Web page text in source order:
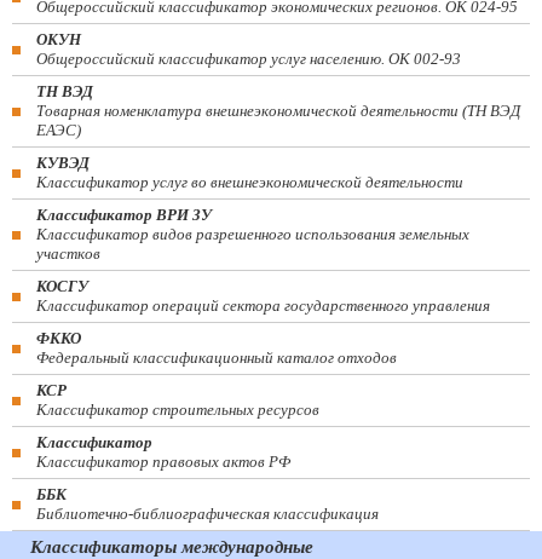
Общероссийский классификатор экономических регионов. ОК 024-95
ОКУН
Общероссийский классификатор услуг населению. ОК 002-93
ТН ВЭД
Товарная номенклатура внешнеэкономической деятельности (ТН ВЭД
ЕАЭС)
КУВЭД
Классификатор услуг во внешнеэкономической деятельности
Классификатор ВРИ ЗУ
Классификатор видов разрешенного использования земельных
участков
КОСГУ
Классификатор операций сектора государственного управления
ФККО
Федеральный классификационный каталог отходов
КСР
Классификатор строительных ресурсов
Классификатор
Классификатор правовых актов РФ
ББК
Библиотечно-библиографическая классификация
Классификаторы международные